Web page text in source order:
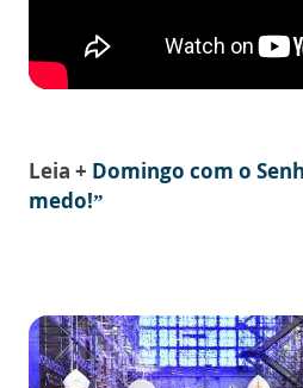
Leia + Domingo com o
medo!”